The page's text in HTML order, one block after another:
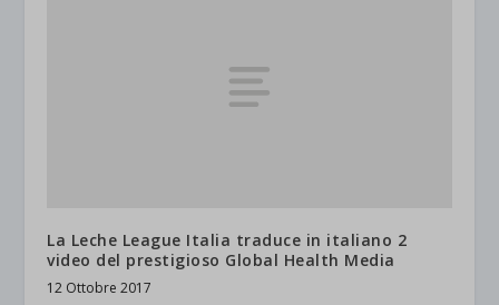
La Leche League Italia traduce in italiano 2
video del prestigioso Global Health Media
12 Ottobre 2017